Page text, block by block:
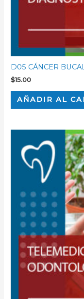
D05 CÁNCER
$15.00
AÑADIR AL